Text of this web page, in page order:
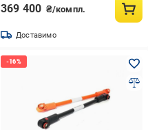
369 400 ₴/компл.
Доставимо